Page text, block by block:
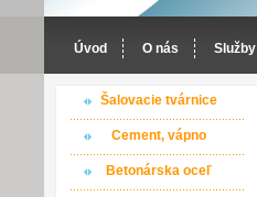
Úvod O nás Služby
Šalovacie tvárnice
Cement, vápno
Betonárska oceľ